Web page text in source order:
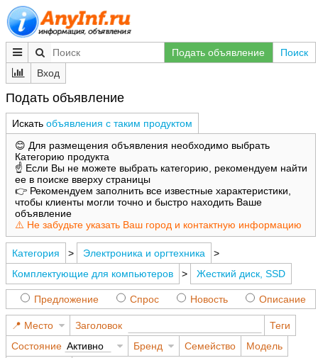
Подать объявление
Поиск
Вход
Подать объявление
Искать объявления с таким продуктом
😊 Для размещения объявления необходимо выбрать
Категорию продукта
☝️ Если Вы не можете выбрать категорию, рекомендуем найти
ее в поиске вверху страницы
👉 Рекомендуем заполнить все известные характеристики,
чтобы клиенты могли точно и быстро находить Ваше
объявление
⚠️ Не забудьте указать Ваш город и контактную информацию
Категория > Электроника и оргтехника
>
Комплектующие для компьютеров
> Жесткий диск, SSD
Предложение Спрос Новость Описание
Место Заголовок
Теги
Состояние Активно Бренд Семейство
Модель